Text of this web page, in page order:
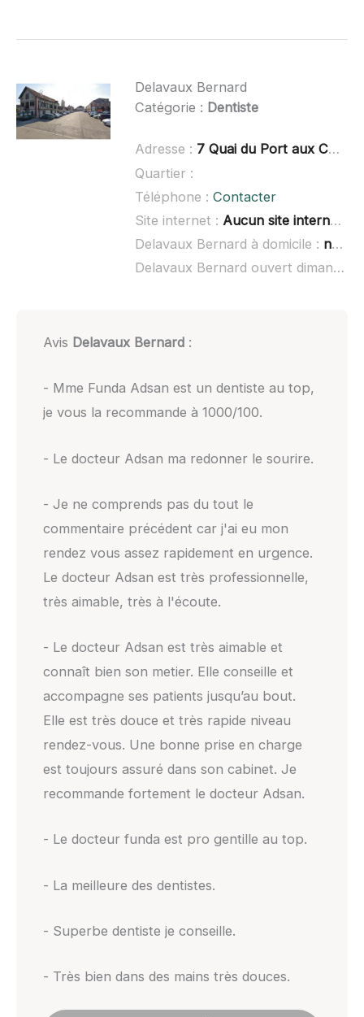
Delavaux Bernard
Catégorie : Dentiste
Adresse : 7 Quai du Port aux Coches, 10400 Nogent-sur-Seine
Quartier :
Téléphone : Contacter
Site internet : Aucun site internet connu
Delavaux Bernard à domicile : non renseigné
Delavaux Bernard ouvert dimanche :
Avis Delavaux Bernard:
- Mme Funda Adsan est un dentiste au top,
je vous la recommande à 1000/100.
- Le docteur Adsan ma redonner le sourire.
- Je ne comprends pas du tout le
commentaire précédent car j'ai eu mon
rendez vous assez rapidement en urgence.
Le docteur Adsan est très professionnelle,
très aimable, très à l'écoute.
- Le docteur Adsan est très aimable et
connaît bien son metier. Elle conseille et
accompagne ses patients jusqu’au bout.
Elle est très douce et très rapide niveau
rendez-vous. Une bonne prise en charge
est toujours assuré dans son cabinet. Je
recommande fortement le docteur Adsan.
- Le docteur funda est pro gentille au top.
- La meilleure des dentistes.
- Superbe dentiste je conseille.
- Très bien dans des mains très douces.